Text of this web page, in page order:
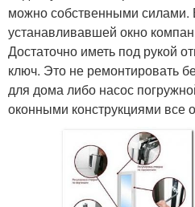
можно собственными силами.
устанавливавшей окно
Достаточно иметь под рукой
ключ. Это не ремонтировать
для дома либо насос
оконными конструкциями все